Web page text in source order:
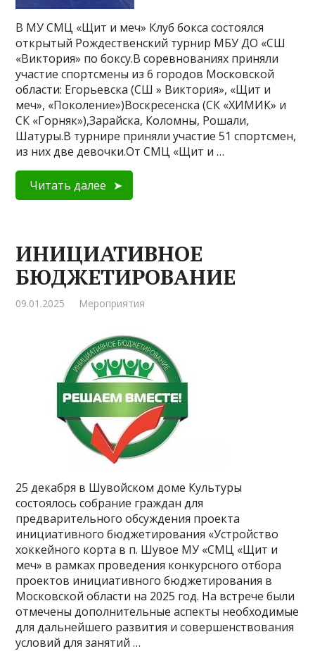
В МУ СМЦ «Щит и меч» Клуб бокса состоялся
открытый Рождественский турнир МБУ ДО «СШ
«Виктория» по боксу.В соревнованиях приняли
участие спортсмены из 6 городов Московской
области: Егорьевска (СШ » Виктория», «Щит и
меч», «Поколение»)Воскресенска (СК «ХИМИК» и
СК «Горняк»),Зарайска, Коломны, Рошали,
Шатуры.В турнире приняли участие 51 спортсмен,
из них две девочки.От СМЦ «Щит и …
Читать далее
ИНИЦИАТИВНОЕ
БЮДЖЕТИРОВАНИЕ
09.01.2025 Мероприятия
25 декабря в Шувойском доме Культуры
состоялось собрание граждан для
предварительного обсуждения проекта
инициативного бюджетирования «Устройство
хоккейного корта в п. Шувое МУ «СМЦ «Щит и
меч» в рамках проведения конкурсного отбора
проектов инициативного бюджетирования в
Московской области на 2025 год. На встрече были
отмечены дополнительные аспекты необходимые
для дальнейшего развития и совершенствования
условий для занятий …